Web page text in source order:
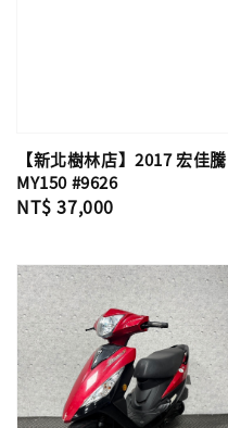
【新北樹林店】2017 宏佳騰
MY150 #9626
Regular
NT$ 37,000